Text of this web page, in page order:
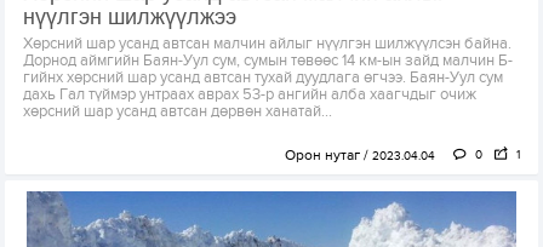
нүүлгэн шилжүүлжээ
Хөрсний шар усанд автсан малчин айлыг нүүлгэн шилжүүлсэн байна.
Дорнод аймгийн Баян-Уул сум, сумын төвөөс 14 км-ын зайд малчин Б-
гийнх хөрсний шар усанд автсан тухай дуудлага өгчээ. Баян-Уул сум
дахь Гал түймэр унтраах аврах 53-р ангийн алба хаагчдыг очиж
хөрсний шар усанд автсан дөрвөн ханатай...
Орон нутаг 2023.04.04 0 1